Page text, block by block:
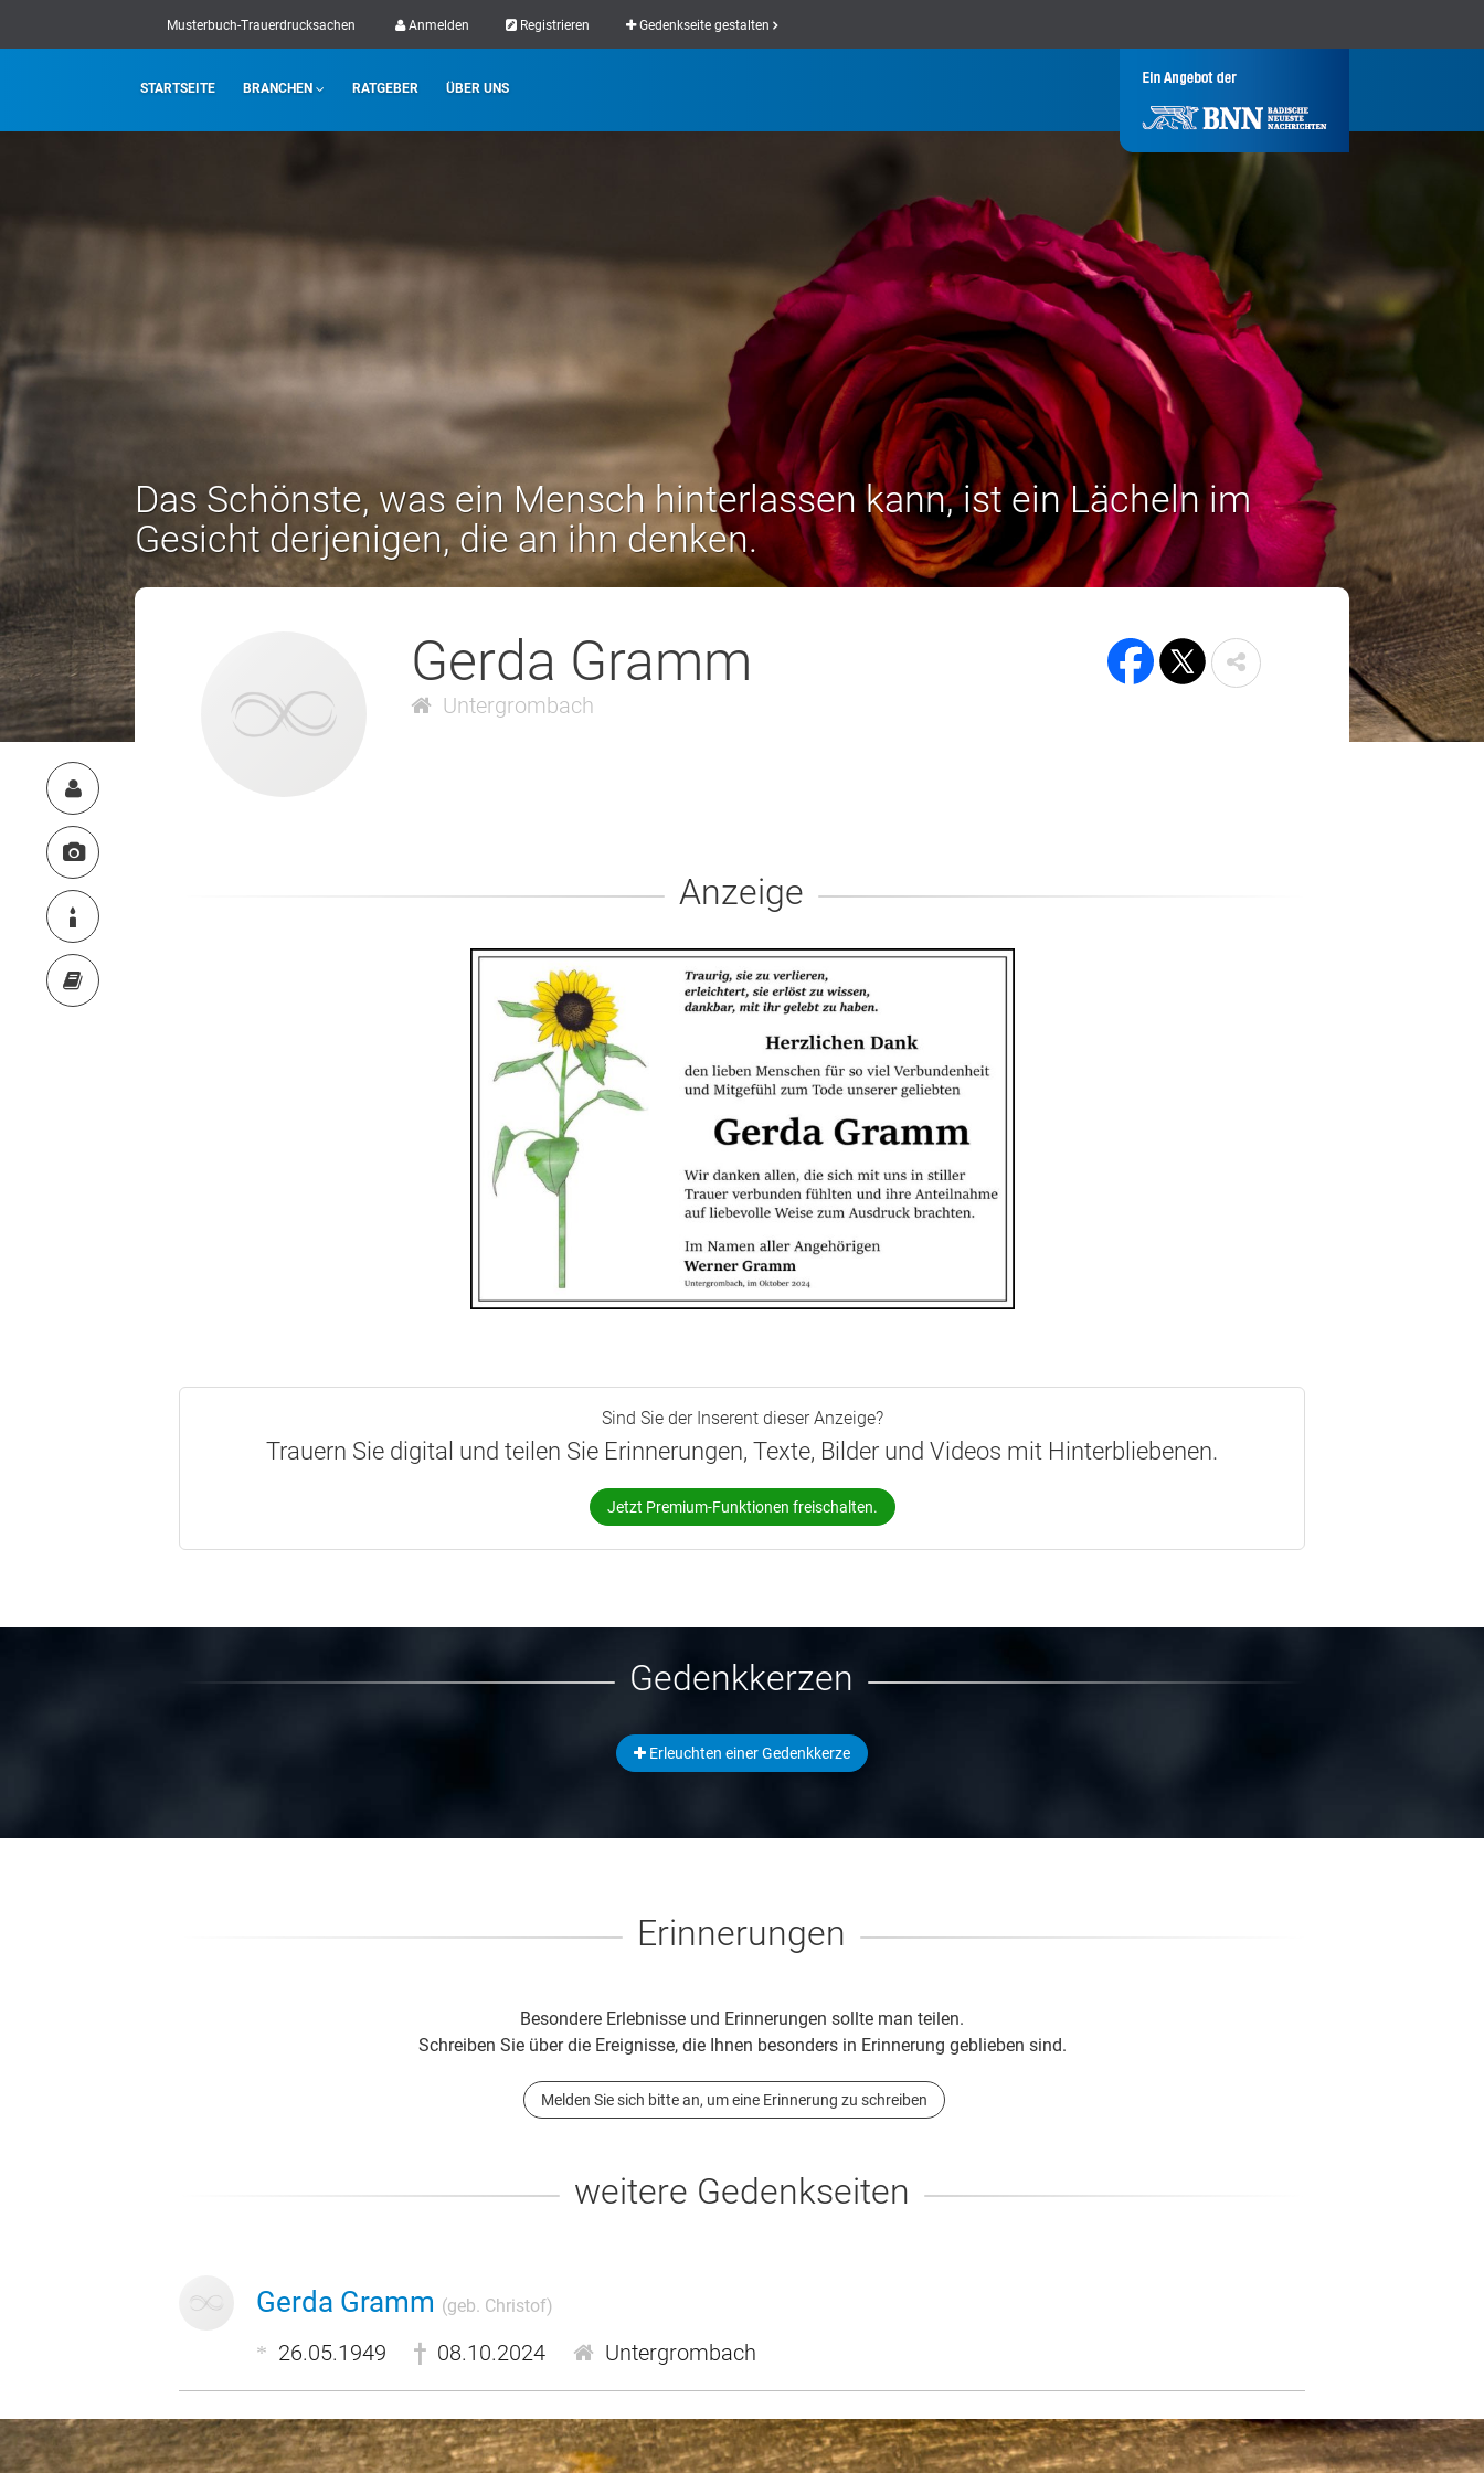
Musterbuch-Trauerdrucksachen Anmelden Registrieren Gedenkseite gestalten
STARTSEITE BRANCHEN RATGEBER ÜBER UNS
Das Schönste, was ein Mensch hinterlassen kann, ist ein Lächeln im
Gesicht derjenigen, die an ihn denken.
Gerda Gramm
Untergrombach
Anzeige
Sind Sie der Inserent dieser Anzeige?
Trauern Sie digital und teilen Sie Erinnerungen, Texte, Bilder und Videos mit Hinterbliebenen.
Jetzt Premium-Funktionen freischalten.
Gedenkkerzen
Erleuchten einer Gedenkkerze
Erinnerungen
Besondere Erlebnisse und Erinnerungen sollte man teilen.
Schreiben Sie über die Ereignisse, die Ihnen besonders in Erinnerung geblieben sind.
Melden Sie sich bitte an, um eine Erinnerung zu schreiben
weitere Gedenkseiten
Gerda Gramm (geb. Christof)
26.05.1949 08.10.2024 Untergrombach